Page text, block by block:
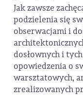
Jak zawsze
podzielenia się
obserwacjami i
dosłownych i
opowiedzenia o
warsztatowych,
zrealizowanych